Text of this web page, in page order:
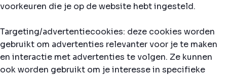
voorkeuren die je op de website hebt ingesteld.
Targeting/advertentiecookies: deze cookies worden
gebruikt om advertenties relevanter voor je te maken
en interactie met advertenties te volgen. Ze kunnen
ook worden gebruikt om je interesse in specifieke